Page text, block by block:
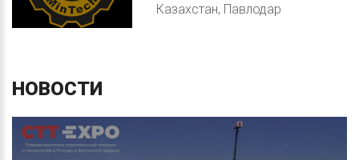
Казахстан, Павлодар
НОВОСТИ